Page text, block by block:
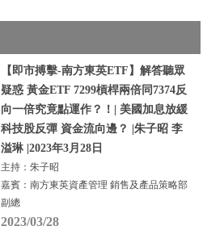
【即市搏擊-南方東英ETF】解答聽眾
疑惑 黃金ETF 7299槓桿兩倍同7374反
向一倍究竟點運作？！| 美國加息放緩
科技股反彈 資金流向邊？ |朱子昭 李
溢琳 |2023年3月28日
主持：朱子昭
嘉賓：南方東英資產管理 銷售及產品策略部
副總
2023/03/28